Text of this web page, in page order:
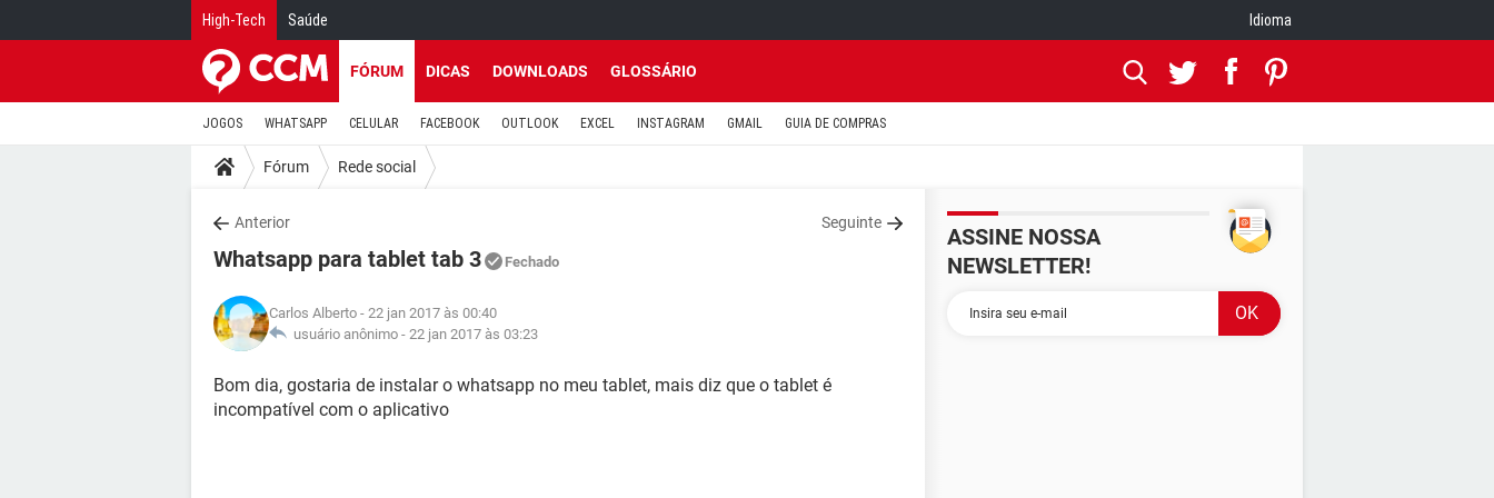
High-Tech Saúde Idioma
FÓRUM DICAS DOWNLOADS GLOSSÁRIO
JOGOS WHATSAPP CELULAR FACEBOOK OUTLOOK EXCEL INSTAGRAM GMAIL GUIA DE COMPRAS
Fórum Rede social
Anterior Seguinte
Whatsapp para tablet tab 3 Fechado
Carlos Alberto - 22 jan 2017 às 00:40
usuário anônimo - 22 jan 2017 às 03:23
Bom dia, gostaria de instalar o whatsapp no meu tablet, mais diz que o tablet é
incompatível com o aplicativo
ASSINE NOSSA
NEWSLETTER!